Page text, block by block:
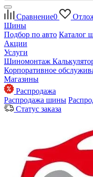
Сравнение0
Шины
Подбор по авто Каталог
Акции
Услуги
Шиномонтаж
Корпоративное
Магазины
Распродажа
Распродажа шины
Статус заказа